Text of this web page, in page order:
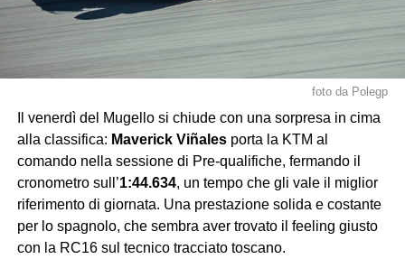
foto da Polegp
Il venerdì del Mugello si chiude con una sorpresa in cima
alla classifica: Maverick Viñalesporta la KTM al
comando nella sessione di Pre-qualifiche, fermando il
cronometro sull’1:44.634, un tempo che gli vale il miglior
riferimento di giornata. Una prestazione solida e costante
per lo spagnolo, che sembra aver trovato il feeling giusto
con la RC16 sul tecnico tracciato toscano.